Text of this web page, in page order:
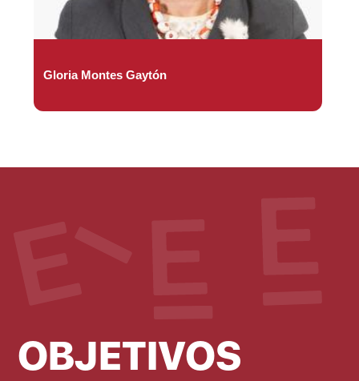
Gloria Montes Gaytón
OBJETIVOS